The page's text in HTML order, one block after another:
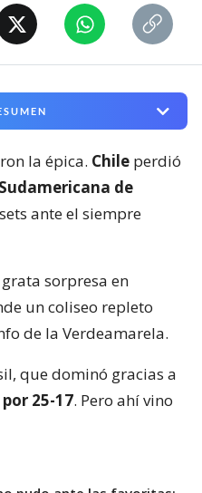
la épica. Chile perdió
de
ante el siempre
sorpresa en
un coliseo repleto
de la Verdeamarela.
que dominó gracias a
25-17. Pero ahí vino